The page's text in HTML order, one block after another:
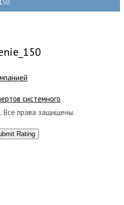
системного
. Все права защищены.
Rating